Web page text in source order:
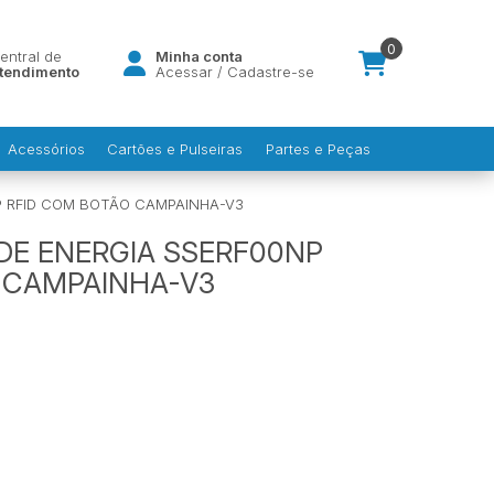
de
Minha conta
Acessar/ Cadastre-se
0
Acessórios Cartões e Pulseiras Partes e Peças
RFID COM BOTÃO CAMPAINHA-V3
ENERGIA SSERF00NP
V3